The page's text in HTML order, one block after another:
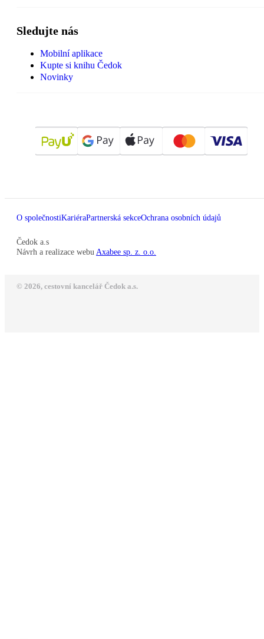
Sledujte nás
Mobilní aplikace
Kupte si knihu Čedok
Novinky
O společnostiKariéraPartnerská sekceOchrana osobních údajů
Čedok a.s
Návrh a realizace webu Axabee sp. z. o.o.
© 2026, cestovní kancelář Čedok a.s.